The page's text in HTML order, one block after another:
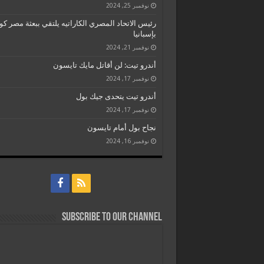
نوفمبر 25, 2024
رئيس الاتحاد المصري الكاراتيه يلتقي ببعثة مصر
بإسبانيا
نوفمبر 21, 2024
أندرو تيت: لن أقاتل مايك تايسون
نوفمبر 17, 2024
أندرو تيت يتحدى جيك بول
نوفمبر 17, 2024
نجاح بول أمام تايسون
نوفمبر 16, 2024
Subscribe to our Channel